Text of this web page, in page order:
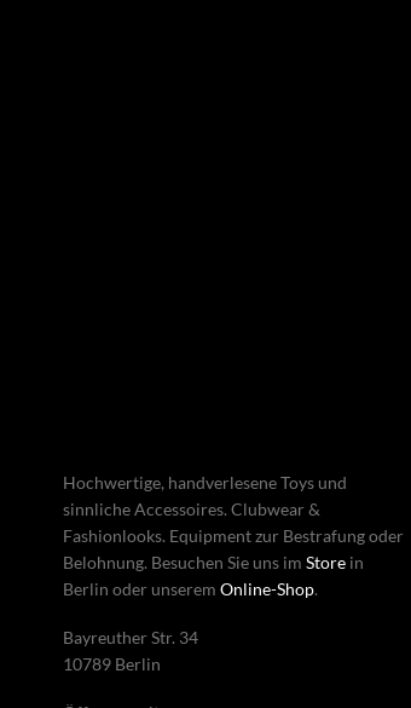
Hochwertige, handverlesene Toys und
sinnliche Accessoires. Clubwear &
Fashionlooks. Equipment zur Bestrafung oder
Belohnung. Besuchen Sie uns im Store in
Berlin oder unserem Online-Shop.
Bayreuther Str. 34
10789 Berlin